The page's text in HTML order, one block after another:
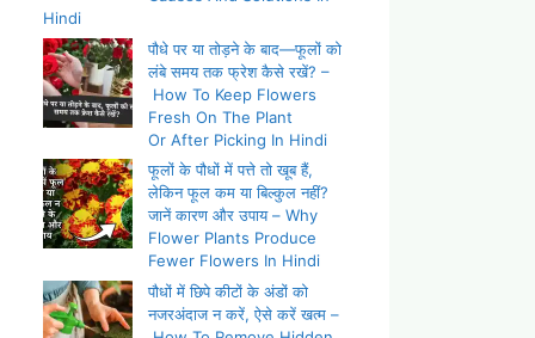
Hindi
पौधे पर या तोड़ने के बाद—फूलों को
लंबे समय तक फ्रेश कैसे रखें? –
How To Keep Flowers
Fresh On The Plant
Or After Picking In Hindi
फूलों के पौधों में पत्ते तो खूब हैं,
लेकिन फूल कम या बिल्कुल नहीं?
जानें कारण और उपाय – Why
Flower Plants Produce
Fewer Flowers In Hindi
पौधों में छिपे कीटों के अंडों को
नजरअंदाज न करें, ऐसे करें खत्म –